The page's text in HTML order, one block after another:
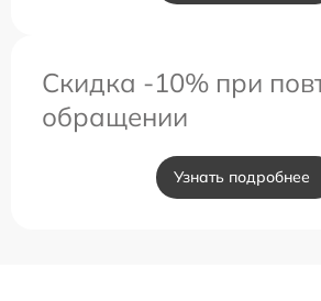
Скидка -10% при
обращении
Узнать подробнее